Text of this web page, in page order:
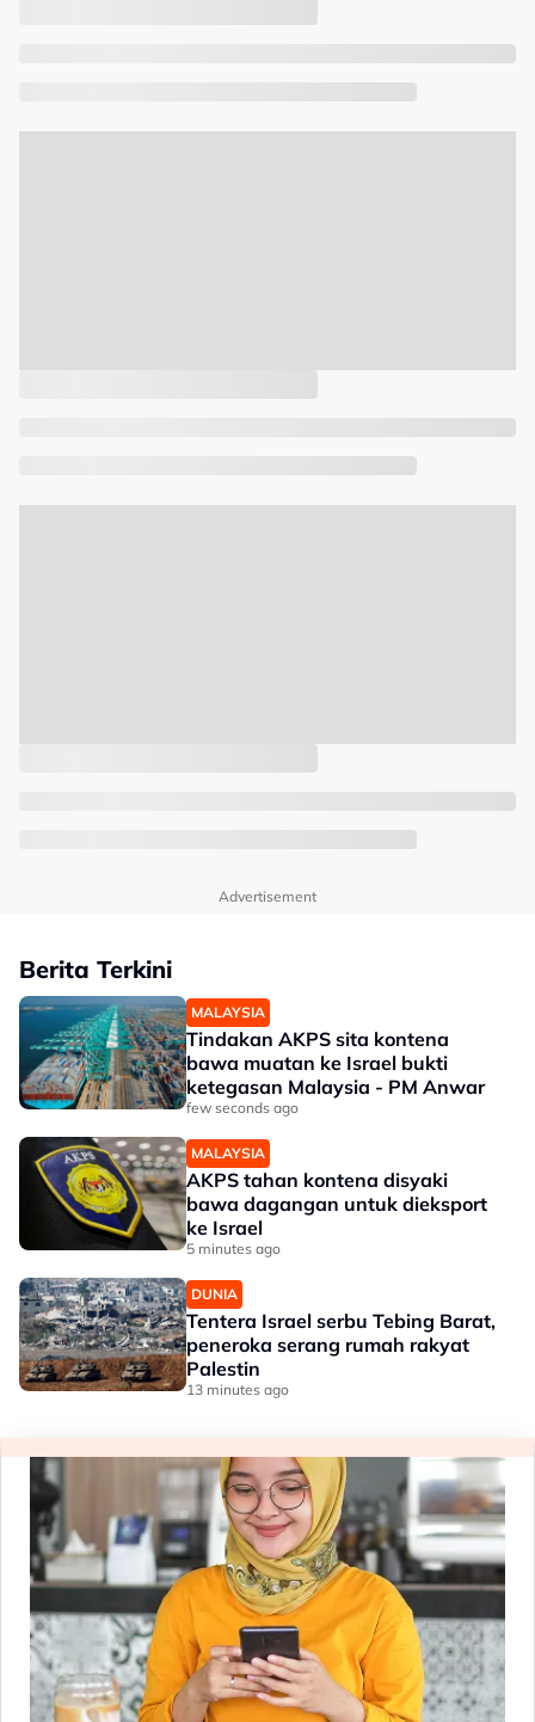
Advertisement
Berita Terkini
MALAYSIA
Tindakan AKPS sita kontena
bawa muatan ke Israel bukti
ketegasan Malaysia - PM Anwar
few seconds ago
MALAYSIA
AKPS tahan kontena disyaki
bawa dagangan untuk dieksport
ke Israel
5 minutes ago
DUNIA
Tentera Israel serbu Tebing Barat,
peneroka serang rumah rakyat
Palestin
13 minutes ago